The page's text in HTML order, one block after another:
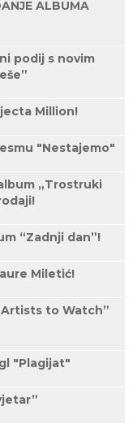
ALBUMA
podij s novim
Million!
"Nestajemo"
„Trostruki
“Zadnji dan”!
Miletić!
Artists to Watch”
"Plagijat"